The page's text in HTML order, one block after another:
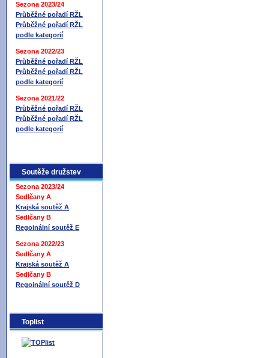
Sezona 2023/24
Průběžné pořadí RŽL
Průběžné pořadí RŽL
podle kategorií
Sezona 2022/23
Průběžné pořadí RŽL
Průběžné pořadí RŽL
podle kategorií
Sezona 2021/22
Průběžné pořadí RŽL
Průběžné pořadí RŽL
podle kategorií
Soutěže družstev
Sezona 2023/24
Sedlčany A
Krajská soutěž A
Sedlčany B
Regoinální soutěž E
Sezona 2022/23
Sedlčany A
Krajská soutěž A
Sedlčany B
Regoinální soutěž D
Toplist